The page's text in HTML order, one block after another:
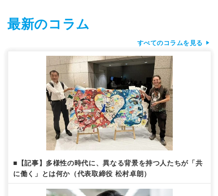
最新のコラム
すべてのコラムを見る
■【記事】多様性の時代に、異なる背景を持つ人たちが「共
に働く」とは何か（代表取締役 松村卓朗）